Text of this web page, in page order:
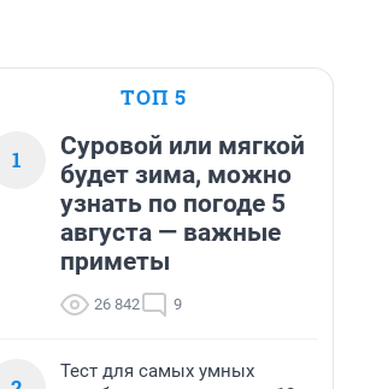
ТОП 5
1
Суровой или мягкой
будет зима, можно
узнать по погоде 5
августа — важные
приметы
26 842 9
Тест для самых умных